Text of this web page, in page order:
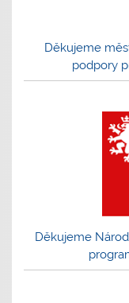
Děkujeme
podpory
Děkujeme